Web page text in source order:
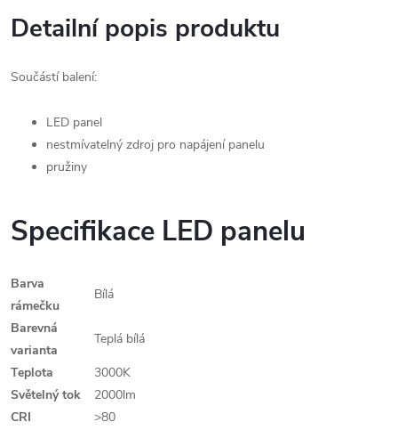
Detailní popis produktu
Součástí balení:
LED panel
nestmívatelný zdroj pro napájení panelu
pružiny
Specifikace LED panelu
Barva
rámečku
Bílá
Barevná
varianta
Teplá bílá
Teplota
3000K
Světelný tok
2000lm
CRI
>80